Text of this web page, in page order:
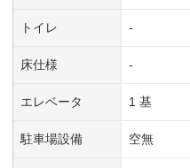
トイレ -
床仕様 -
エレベータ 1 基
駐車場設備 空無